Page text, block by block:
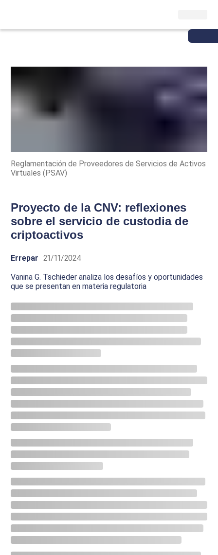
Reglamentación de Proveedores de Servicios de Activos
Virtuales (PSAV)
Proyecto de la CNV: reflexiones
sobre el servicio de custodia de
criptoactivos
Errepar 21/11/2024
Vanina G. Tschieder analiza los desafíos y oportunidades
que se presentan en materia regulatoria